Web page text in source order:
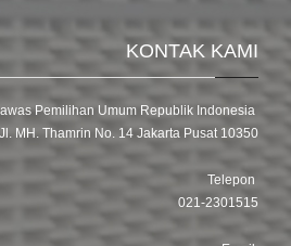
KONTAK KAMI
Pemilihan Umum Republik Indonesia
Jl. MH. Thamrin No. 14 Jakarta Pusat 10350
Telepon
021-2301515